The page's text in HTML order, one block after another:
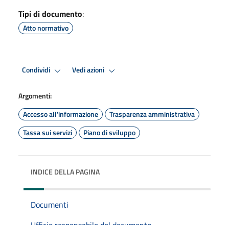
Tipi di documento:
Atto normativo
Condividi Vedi azioni
Argomenti:
Accesso all'informazione
Trasparenza amministrativa
Tassa sui servizi
Piano di sviluppo
INDICE DELLA PAGINA
Documenti